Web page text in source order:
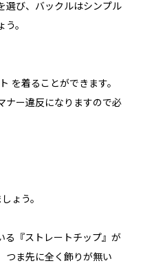
選び、バックルはシンプル
。
を着ることができます。
ナー違反になりますので必
ょう。
る『ストレートチップ』が
つま先に全く飾りが無い